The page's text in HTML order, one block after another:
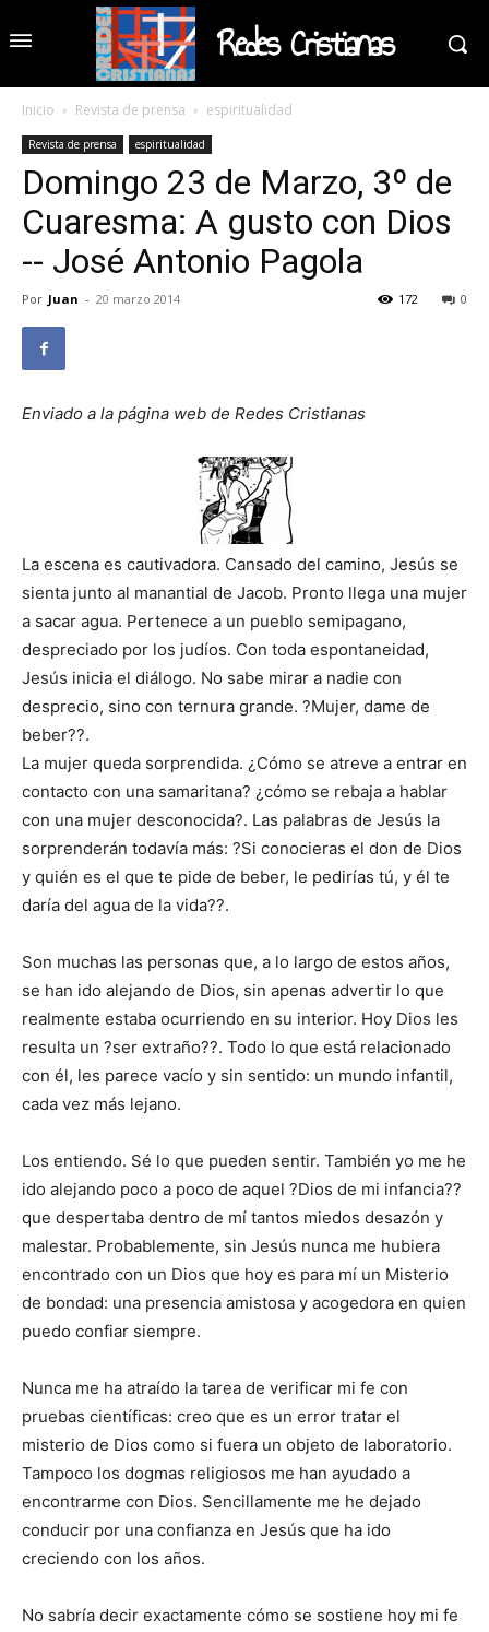
Redes Cristianas
Inicio Revista de prensa espiritualidad
Revista de prensa espiritualidad
Domingo 23 de Marzo, 3º de
Cuaresma: A gusto con Dios
-- José Antonio Pagola
Por Juan - 20 marzo 2014 0
172
Enviado a la página web de Redes Cristianas
La escena es cautivadora. Cansado del camino, Jesús se
sienta junto al manantial de Jacob. Pronto llega una mujer
a sacar agua. Pertenece a un pueblo semipagano,
despreciado por los judíos. Con toda espontaneidad,
Jesús inicia el diálogo. No sabe mirar a nadie con
desprecio, sino con ternura grande. ?Mujer, dame de
beber??.
La mujer queda sorprendida. ¿Cómo se atreve a entrar en
contacto con una samaritana? ¿cómo se rebaja a hablar
con una mujer desconocida?. Las palabras de Jesús la
sorprenderán todavía más: ?Si conocieras el don de Dios
y quién es el que te pide de beber, le pedirías tú, y él te
daría del agua de la vida??.
Son muchas las personas que, a lo largo de estos años,
se han ido alejando de Dios, sin apenas advertir lo que
realmente estaba ocurriendo en su interior. Hoy Dios les
resulta un ?ser extraño??. Todo lo que está relacionado
con él, les parece vacío y sin sentido: un mundo infantil,
cada vez más lejano.
Los entiendo. Sé lo que pueden sentir. También yo me he
ido alejando poco a poco de aquel ?Dios de mi infancia??
que despertaba dentro de mí tantos miedos desazón y
malestar. Probablemente, sin Jesús nunca me hubiera
encontrado con un Dios que hoy es para mí un Misterio
de bondad: una presencia amistosa y acogedora en quien
puedo confiar siempre.
Nunca me ha atraído la tarea de verificar mi fe con
pruebas científicas: creo que es un error tratar el
misterio de Dios como si fuera un objeto de laboratorio.
Tampoco los dogmas religiosos me han ayudado a
encontrarme con Dios. Sencillamente me he dejado
conducir por una confianza en Jesús que ha ido
creciendo con los años.
No sabría decir exactamente cómo se sostiene hoy mi fe